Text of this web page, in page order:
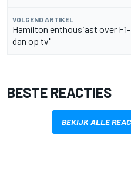
VOLGEND ARTIKEL
Hamilton enthousiast over
dan op tv"
BESTE REACTIES
BEKIJK ALLE